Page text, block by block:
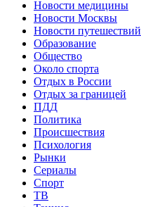
Новости медицины
Новости Москвы
Новости путешествий
Образование
Общество
Около спорта
Отдых в России
Отдых за границей
ПДД
Политика
Происшествия
Психология
Рынки
Сериалы
Спорт
ТВ